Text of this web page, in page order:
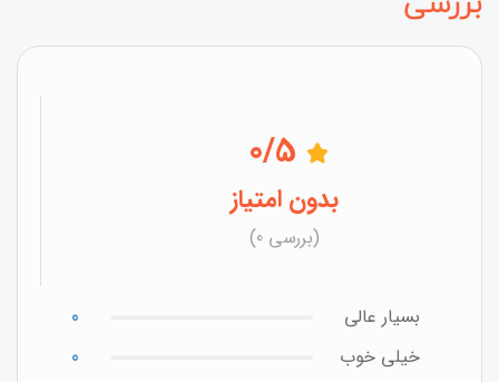
0/5
بدون امتیاز
(بررسی 0)
بسیار عالی
0
خیلی خوب
0